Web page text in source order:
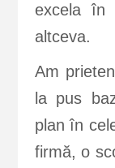
excela în
altceva.
Am
la pus
plan în
firmă, o